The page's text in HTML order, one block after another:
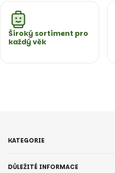
Široký sortiment pro
každý věk
KATEGORIE
DŮLEŽITÉ INFORMACE